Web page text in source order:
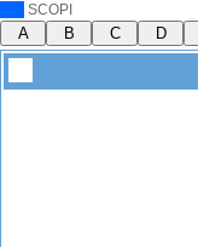
SCOPI